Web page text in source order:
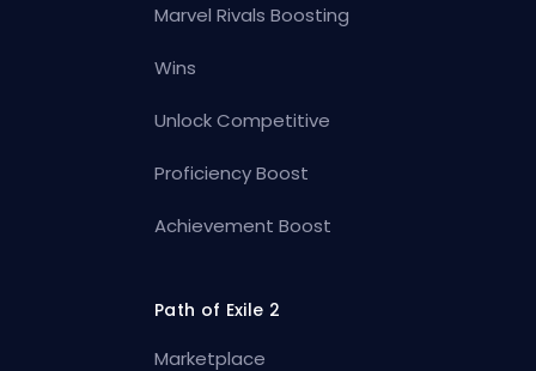
Marvel Rivals Boosting
Wins
Unlock Competitive
Proficiency Boost
Achievement Boost
Path of Exile 2
Marketplace